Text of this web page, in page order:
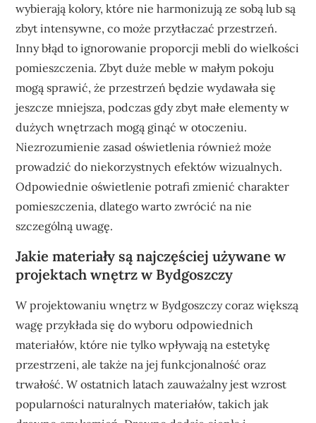
wybierają kolory, które nie harmonizują ze sobą lub są
zbyt intensywne, co może przytłaczać przestrzeń.
Inny błąd to ignorowanie proporcji mebli do wielkości
pomieszczenia. Zbyt duże meble w małym pokoju
mogą sprawić, że przestrzeń będzie wydawała się
jeszcze mniejsza, podczas gdy zbyt małe elementy w
dużych wnętrzach mogą ginąć w otoczeniu.
Niezrozumienie zasad oświetlenia również może
prowadzić do niekorzystnych efektów wizualnych.
Odpowiednie oświetlenie potrafi zmienić charakter
pomieszczenia, dlatego warto zwrócić na nie
szczególną uwagę.
Jakie materiały są najczęściej używane w
projektach wnętrz w Bydgoszczy
W projektowaniu wnętrz w Bydgoszczy coraz większą
wagę przykłada się do wyboru odpowiednich
materiałów, które nie tylko wpływają na estetykę
przestrzeni, ale także na jej funkcjonalność oraz
trwałość. W ostatnich latach zauważalny jest wzrost
popularności naturalnych materiałów, takich jak